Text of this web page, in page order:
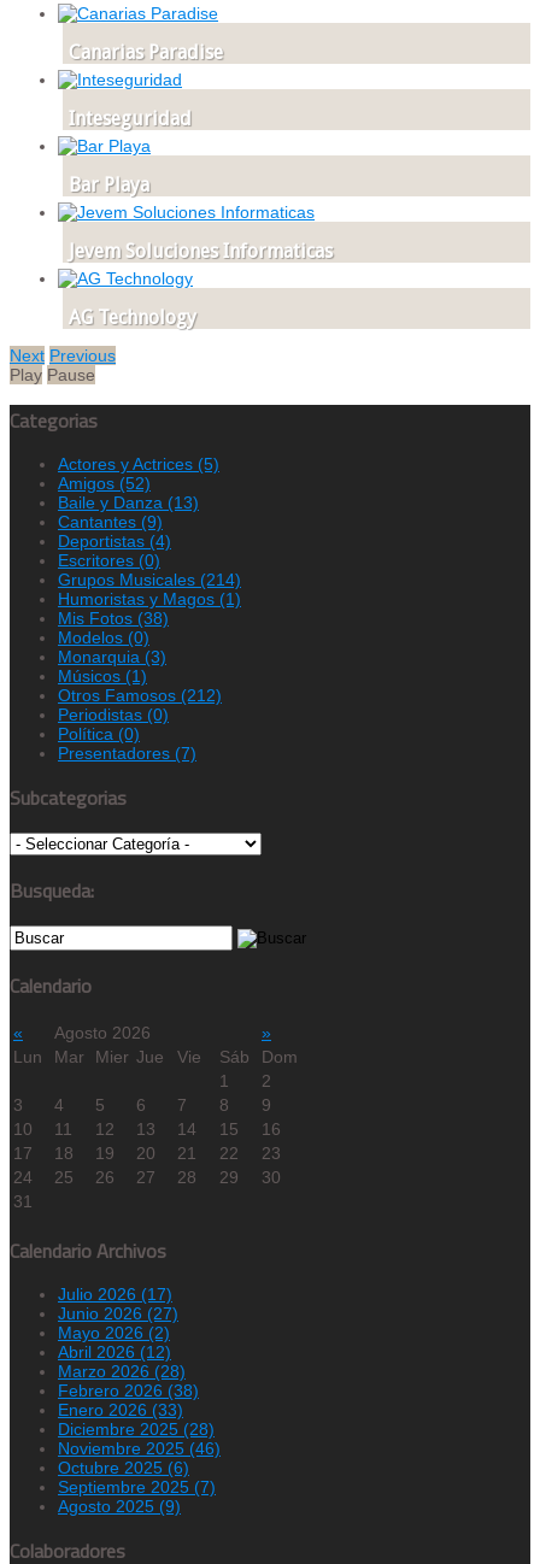
Canarias Paradise
Inteseguridad
Bar Playa
Jevem Soluciones Informaticas
AG Technology
Next Previous
Play Pause
Categorias
Actores y Actrices (5)
Amigos (52)
Baile y Danza (13)
Cantantes (9)
Deportistas (4)
Escritores (0)
Grupos Musicales (214)
Humoristas y Magos (1)
Mis Fotos (38)
Modelos (0)
Monarquia (3)
Músicos (1)
Otros Famosos (212)
Periodistas (0)
Política (0)
Presentadores (7)
Subcategorias
Busqueda:
Calendario
« Agosto 2026
»
Lun
Mar Mier Jue Vie Sáb
Dom
1
2
3
4 5 6 7 8
9
10
11 12 13 14 15
16
17
18 19 20 21 22
23
24
25 26 27 28 29
30
31
Calendario Archivos
Julio 2026 (17)
Junio 2026 (27)
Mayo 2026 (2)
Abril 2026 (12)
Marzo 2026 (28)
Febrero 2026 (38)
Enero 2026 (33)
Diciembre 2025 (28)
Noviembre 2025 (46)
Octubre 2025 (6)
Septiembre 2025 (7)
Agosto 2025 (9)
Colaboradores